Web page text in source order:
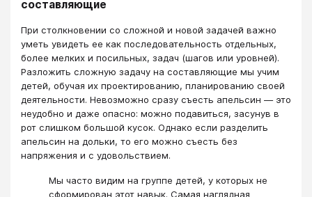
составляющие
При столкновении со сложной и новой задачей важно
уметь увидеть ее как последовательность отдельных,
более мелких и посильных, задач (шагов или уровней).
Разложить сложную задачу на составляющие мы учим
детей, обучая их проектированию, планированию своей
деятельности. Невозможно сразу съесть апельсин — это
неудобно и даже опасно: можно подавиться, засунув в
рот слишком большой кусок. Однако если разделить
апельсин на дольки, то его можно съесть без
напряжения и с удовольствием.
Мы часто видим на группе детей, у которых не
сформирован этот навык. Самая наглядная